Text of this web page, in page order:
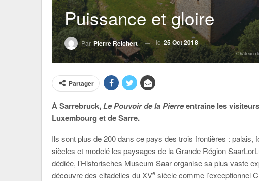
Puissance et gloire
ParPierre Reichert le25 Oct 2018
Château
Partager
À Sarrebruck,Le Pouvoir de la Pierreentraîne les
Luxembourg et de Sarre.
Ils sont plus de 200 dans ce pays des trois frontières :
siècles et modelé les paysages de la Grande Région
dédiée, l’Historisches Museum Saar organise sa plus vaste
découvre des citadelles du XVe siècle comme l’exceptionnel